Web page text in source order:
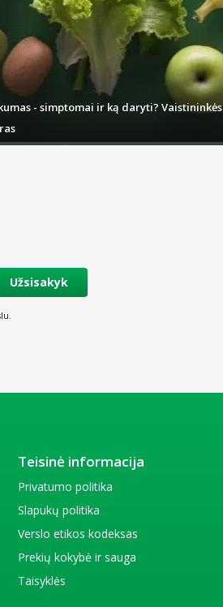
- simptomai ir ką daryti? Vaistininkės
Užsisakyk
Teisinė informacija
Privatumo politika
Slapukų politika
Verslo etikos kodeksas
Prekių kokybė ir sauga
Taisyklės